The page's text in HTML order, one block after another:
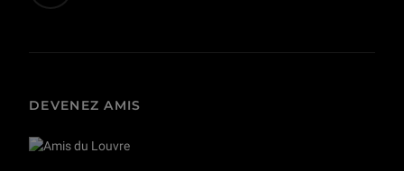
DEVENEZ AMIS